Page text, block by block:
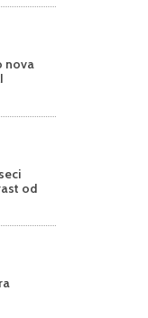
nova
od